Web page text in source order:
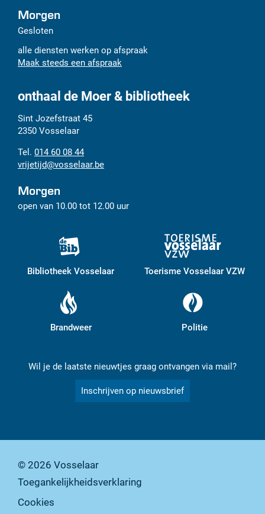
Morgen
Gesloten
alle diensten werken op afspraak
Maak steeds een afspraak
onthaal de Moer & bibliotheek
Adres
Sint Jozefstraat 45
2350 Vosselaar
Tel.
014 60 08 44
E-
mail
vrijetijd@vosselaar.be
Morgen
open van 10.00 tot 12.00 uur
Bibliotheek Vosselaar Toerisme Vosselaar VZW
Brandweer Politie
Wil je de laatste nieuwtjes graag ontvangen via mail?
Inschrijven op nieuwsbrief
© 2026 Vosselaar
Toegankelijkheidsverklaring
Cookies